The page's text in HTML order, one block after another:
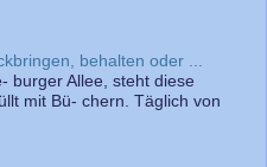
behalten oder ...
burger Allee, steht diese
mit Bü- chern. Täglich von